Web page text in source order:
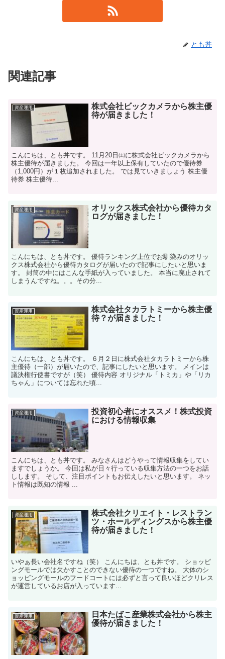
とも丼
関連記事
資産運用
株式会社ビックカメラから株主優
待が届きました！
こんにちは、とも丼です。 11月20日㈯に株式会社ビックカメラから
株主優待が届きました。 今回は一年以上保有していたので優待券
（1,000円）が１枚追加されました。 では見ていきましょう 株主優
待券 株主優待...
資産運用
オリックス株式会社から優待カタ
ログが届きました！
こんにちは、とも丼です。 優待ランキング上位でお馴染みのオリッ
クス株式会社から優待カタログが届いたので記事にしたいと思いま
す。 封筒の中にはこんな手紙が入っていました。 本当に廃止されて
しまうんですね。。。その分...
資産運用
株式会社タカラトミーから株主優
待？が届きました！
こんにちは、とも丼です。 ６月２日に株式会社タカラトミーから株
主優待（一部）が届いたので、記事にしたいと思います。 メインは
議決権行使書ですが（笑） 優待内容 オリジナル「トミカ」や「リカ
ちゃん」については忘れた頃...
資産運用
投資初心者にオススメ！株式投資
における情報収集
こんにちは、とも丼です。 みなさんはどうやって情報収集をしてい
ますでしょうか。 今回は私が日々行っている収集方法の一つをお話
しします。 そして、注目ポイントもお伝えしたいと思います。 ネッ
ト情報は既知の情報 ...
資産運用
株式会社クリエイト・レストラン
ツ・ホールディングスから株主優
待が届きました！
いやぁ長い会社名ですね（笑） こんにちは、とも丼です。 ショッピ
ングモールでは欠かすことのできない優待の一つですね。 大体のシ
ョッピングモールのフードコートには必ずと言って良いほどクリレス
が運営しているお店が入っています...
資産運用
日本たばこ産業株式会社から株主
優待が届きました！